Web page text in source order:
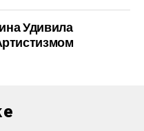
Удивила